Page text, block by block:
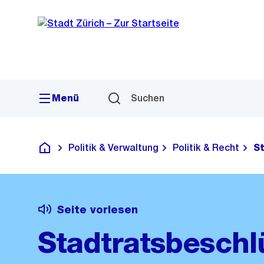
Navigation
Sprunglink
Menü Suchen
Deutsch
Politik & Verwaltung Politik & Recht
Seite vorlesen